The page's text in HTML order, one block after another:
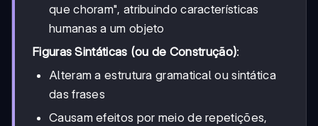
que choram", atribuindo características
humanas a um objeto
Figuras Sintáticas (ou de Construção):
Alteram a estrutura gramatical ou sintática
das frases
Causam efeitos por meio de repetições,